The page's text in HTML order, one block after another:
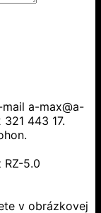
a-max@a-
443 17.
RZ-5.0
v obrázkovej